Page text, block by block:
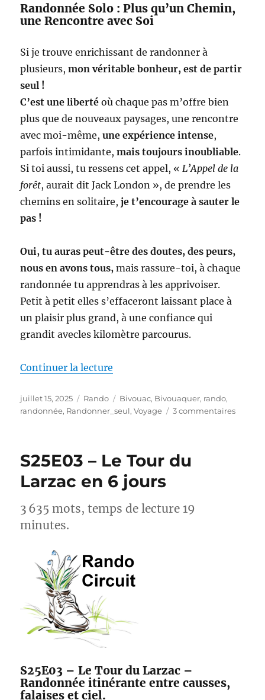
Randonnée Solo : Plus qu’un Chemin,
une Rencontre avec Soi
Si je trouve enrichissant de randonner à
plusieurs,mon véritable bonheur, est de partir
seul !
C’est une liberté où chaque pas m’offre bien
plus que de nouveaux paysages, une rencontre
avec moi-même,une expérience intense,
parfois intimidante,mais toujours inoubliable.
Si toi aussi, tu ressens cet appel, « L’Appel de la
forêt, aurait dit Jack London », de prendre les
chemins en solitaire,je t’encourage à sauter le
pas !
Oui, tu auras peut-être des doutes, des peurs,
nous en avons tous,mais rassure-toi, à chaque
randonnée tu apprendras à les apprivoiser.
Petit à petit elles s’effaceront laissant place à
un plaisir plus grand, à une confiance qui
grandit avecles kilomètre parcourus.
Continuer la lecture
Publié
le
juillet 15, 2025 Catégories
Rando Étiquettes
Bivouac, Bivouaquer, rando,
randonnée, Randonner_seul,Voyage 3 commentairessur
S25E03 – Le Tour du
Larzac en 6 jours
3 635 mots, temps de lecture 19
minutes.
S25E03 – Le Tour du Larzac –
Randonnée itinérante entre causses,
falaises et ciel.